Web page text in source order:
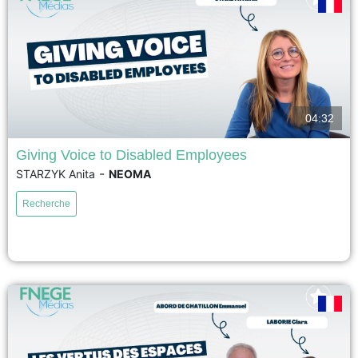
This research investigates why employees with disabilities struggle to
make their voices heard in organizations. By combining research on
employee voice and workplace disability, it identifies three key dilemmas
voir
04:32
Giving Voice to Disabled Employees
STARZYK Anita - NEOMA
Recherche